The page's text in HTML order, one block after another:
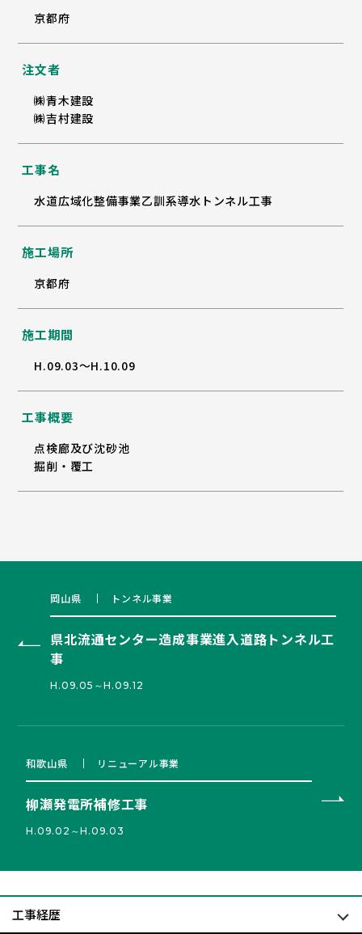
京都府
注文者
㈱青木建設
㈱吉村建設
工事名
水道広域化整備事業乙訓系導水トンネル工事
施工場所
京都府
施工期間
H.09.03～H.10.09
工事概要
点検廊及び沈砂池
掘削・覆工
岡山県 トンネル事業
県北流通センター造成事業進入道路トンネル工
事
H.09.05～H.09.12
和歌山県 リニューアル事業
柳瀬発電所補修工事
H.09.02～H.09.03